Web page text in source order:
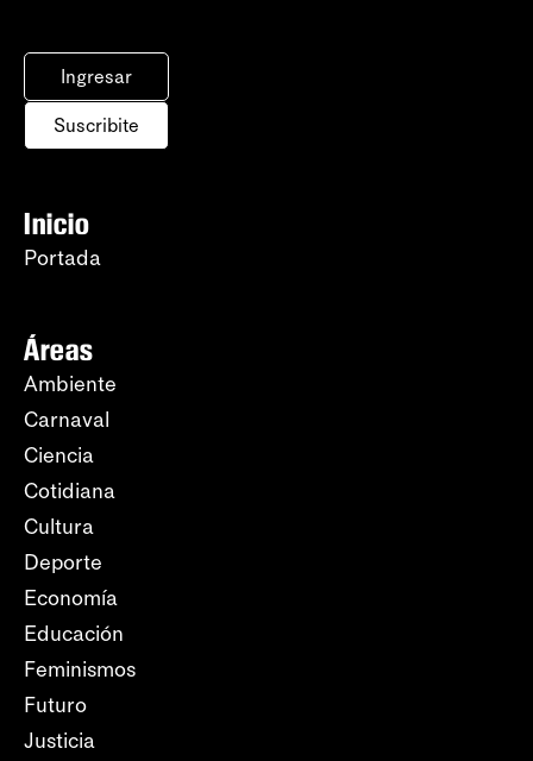
Ingresar
Suscribite
Inicio
Portada
Áreas
Ambiente
Carnaval
Ciencia
Cotidiana
Cultura
Deporte
Economía
Educación
Feminismos
Futuro
Justicia